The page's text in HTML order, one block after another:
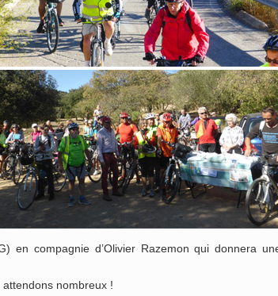
en compagnie d’Olivier Razemon qui donnera
attendons nombreux !